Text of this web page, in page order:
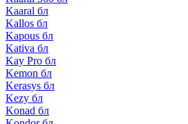
Kaaral бл
Kallos бл
Kapous бл
Kativa бл
Kay Pro бл
Kemon бл
Kerasys бл
Kezy бл
Konad бл